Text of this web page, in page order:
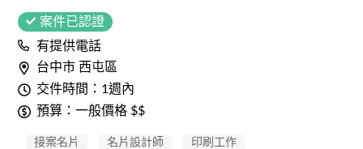
案件已認證
有提供電話
台中市 西屯區
交件時間：1週內
預算：一般價格 $$
接案名片 名片設計師 印刷工作